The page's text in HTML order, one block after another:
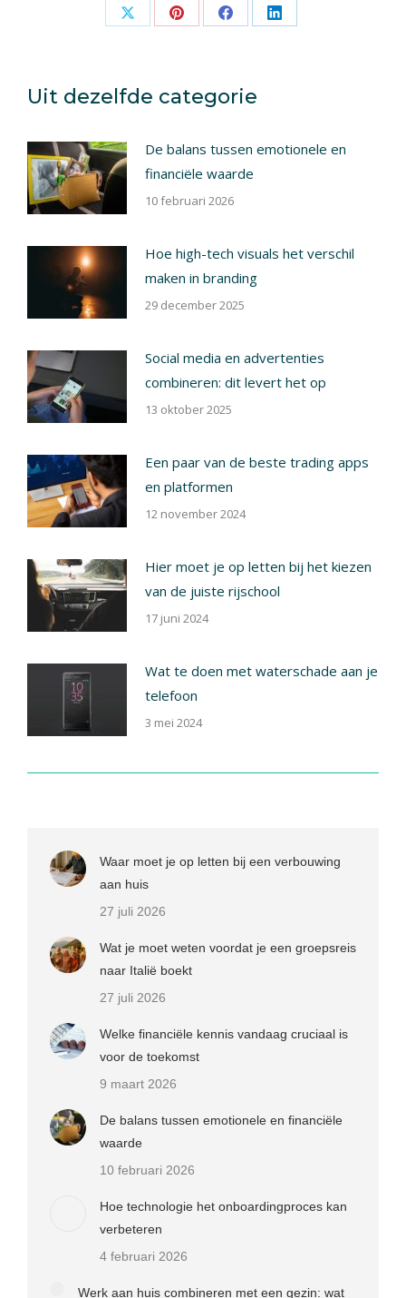
Share Share Share Share
Uit dezelfde categorie
De balans tussen emotionele en
financiële waarde
10 februari 2026
Hoe high-tech visuals het verschil
maken in branding
29 december 2025
Social media en advertenties
combineren: dit levert het op
13 oktober 2025
Een paar van de beste trading apps
en platformen
12 november 2024
Hier moet je op letten bij het kiezen
van de juiste rijschool
17 juni 2024
Wat te doen met waterschade aan je
telefoon
3 mei 2024
Waar moet je op letten bij een verbouwing
aan huis
27 juli 2026
Wat je moet weten voordat je een groepsreis
naar Italië boekt
27 juli 2026
Welke financiële kennis vandaag cruciaal is
voor de toekomst
9 maart 2026
De balans tussen emotionele en financiële
waarde
10 februari 2026
Hoe technologie het onboardingproces kan
verbeteren
4 februari 2026
Werk aan huis combineren met een gezin: wat